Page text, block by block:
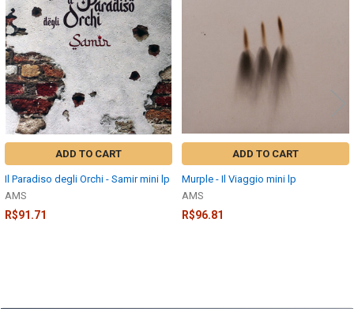
Products
ADD TO CART
Il Paradiso degli Orchi - Samir mini lp
AMS
R$91.71
ADD TO CART
Murple - Il Viaggio mini lp
AMS
R$96.81